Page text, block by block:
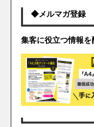
◆メルマガ登録
集客に役立つ情報を